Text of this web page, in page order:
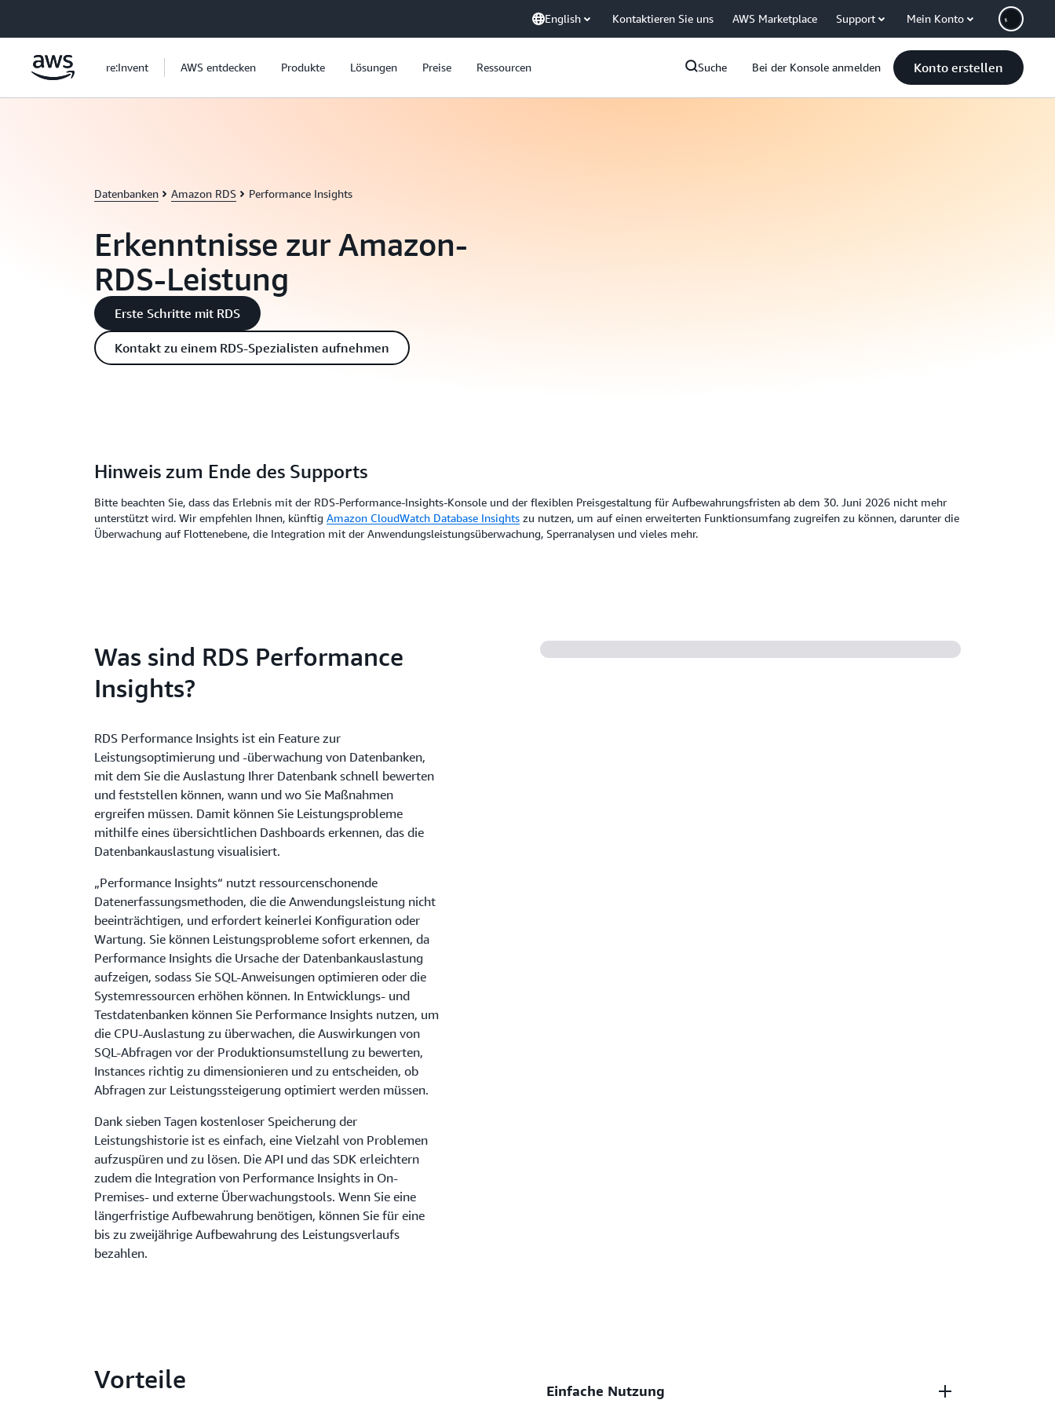
English Kontaktieren Sie uns AWS Marketplace Support Mein Konto
re:Invent AWS entdecken Produkte Lösungen Preise Ressourcen Suche Bei der Konsole anmelden Konto erstellen
Datenbanken Amazon RDS Performance Insights
Erkenntnisse zur Amazon-
RDS-Leistung
Erste Schritte mit RDS
Kontakt zu einem RDS-Spezialisten aufnehmen
Hinweis zum Ende des Supports
Bitte beachten Sie, dass das Erlebnis mit der RDS-Performance-Insights-Konsole und der flexiblen Preisgestaltung für Aufbewahrungsfristen ab dem 30. Juni 2026 nicht mehr
unterstützt wird. Wir empfehlen Ihnen, künftig Amazon CloudWatch Database Insights zu nutzen, um auf einen erweiterten Funktionsumfang zugreifen zu können, darunter die
Überwachung auf Flottenebene, die Integration mit der Anwendungsleistungsüberwachung, Sperranalysen und vieles mehr.
Was sind RDS Performance
Insights?
RDS Performance Insights ist ein Feature zur
Leistungsoptimierung und -überwachung von Datenbanken,
mit dem Sie die Auslastung Ihrer Datenbank schnell bewerten
und feststellen können, wann und wo Sie Maßnahmen
ergreifen müssen. Damit können Sie Leistungsprobleme
mithilfe eines übersichtlichen Dashboards erkennen, das die
Datenbankauslastung visualisiert.
„Performance Insights“ nutzt ressourcenschonende
Datenerfassungsmethoden, die die Anwendungsleistung nicht
beeinträchtigen, und erfordert keinerlei Konfiguration oder
Wartung. Sie können Leistungsprobleme sofort erkennen, da
Performance Insights die Ursache der Datenbankauslastung
aufzeigen, sodass Sie SQL-Anweisungen optimieren oder die
Systemressourcen erhöhen können. In Entwicklungs- und
Testdatenbanken können Sie Performance Insights nutzen, um
die CPU-Auslastung zu überwachen, die Auswirkungen von
SQL-Abfragen vor der Produktionsumstellung zu bewerten,
Instances richtig zu dimensionieren und zu entscheiden, ob
Abfragen zur Leistungssteigerung optimiert werden müssen.
Dank sieben Tagen kostenloser Speicherung der
Leistungshistorie ist es einfach, eine Vielzahl von Problemen
aufzuspüren und zu lösen. Die API und das SDK erleichtern
zudem die Integration von Performance Insights in On-
Premises- und externe Überwachungstools. Wenn Sie eine
längerfristige Aufbewahrung benötigen, können Sie für eine
bis zu zweijährige Aufbewahrung des Leistungsverlaufs
bezahlen.
Vorteile Einfache Nutzung